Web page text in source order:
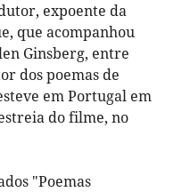
expoente da
que acompanhou
Ginsberg, entre
dos poemas de
em Portugal em
do filme, no
"Poemas